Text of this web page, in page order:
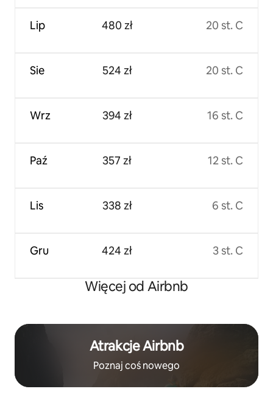
Lip
Sie
Wrz
Paź
Lis
Gru
480 zł
524 zł
394 zł
357 zł
338 zł
424 zł
20 st. C
20 st. C
16 st. C
12 st. C
6 st. C
3 st. C
Więcej od Airbnb
Atrakcje Airbnb
Poznaj coś nowego